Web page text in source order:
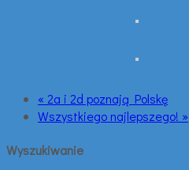
« 2a i 2d poznają Polskę
Wszystkiego najlepszego! »
Wyszukiwanie